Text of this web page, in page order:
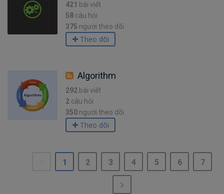
421 bài viết
58 câu hỏi
375 người theo dõi
Theo dõi
Algorithm
292 bài viết
2 câu hỏi
350 người theo dõi
Theo dõi
1 2 3 4 5 6 7